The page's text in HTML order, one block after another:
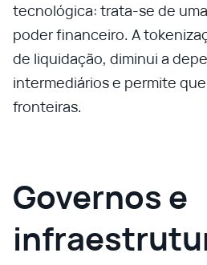
tecnológica: trata-se de
poder financeiro. A
de liquidação, diminui a
intermediários e permite
fronteiras.
Governos e